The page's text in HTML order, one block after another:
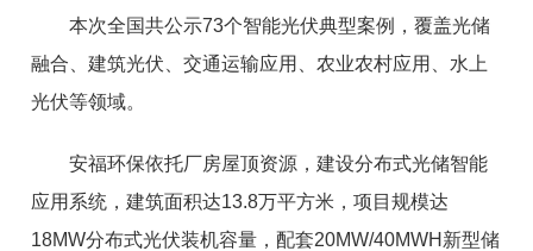
本次全国共公示73个智能光伏典型案例，覆盖光储
融合、建筑光伏、交通运输应用、农业农村应用、水上
光伏等领域。
安福环保依托厂房屋顶资源，建设分布式光储智能
应用系统，建筑面积达13.8万平方米，项目规模达
18MW分布式光伏装机容量，配套20MW/40MWH新型储